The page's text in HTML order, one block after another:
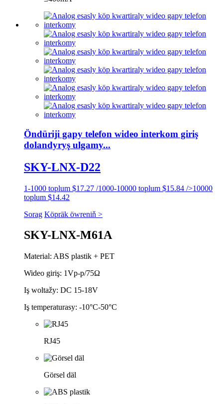
Öndüriji gapy telefon wideo interkom giriş
dolandyryş ulgamy...
SKY-LNX-D22
1-1000 toplum $17.27 /1000-10000 toplum $15.84 />10000
toplum $14.42
Sorag Köpräk öwreniň >
SKY-LNX-M61A
Material: ABS plastik + PET
Wideo giriş: 1Vp-p/75Ω
Iş woltažy: DC 15-18V
Iş temperaturasy: -10°C-50°C
RJ45
Görsel däl